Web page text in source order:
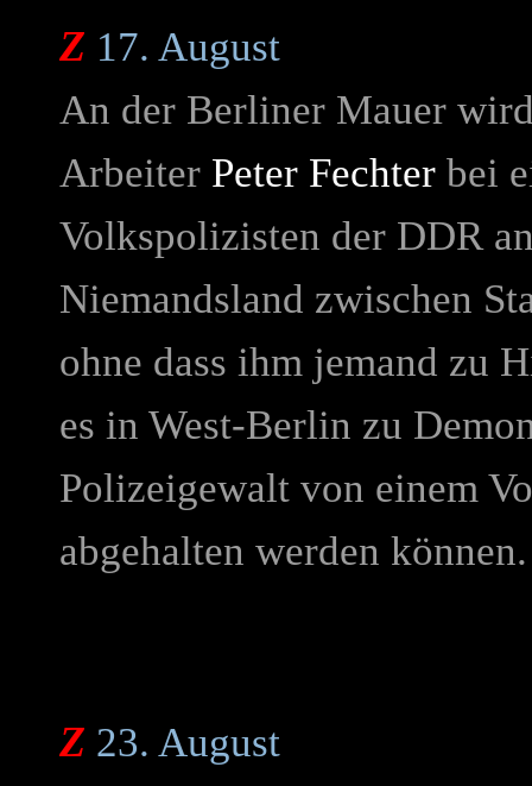
Z 17. August
An der Berliner Mauer
Arbeiter Peter Fechter bei
Volkspolizisten der DDR
Niemandsland zwischen
ohne dass ihm jemand zu
es in West-Berlin zu
Polizeigewalt von einem
abgehalten werden
Z 23. August